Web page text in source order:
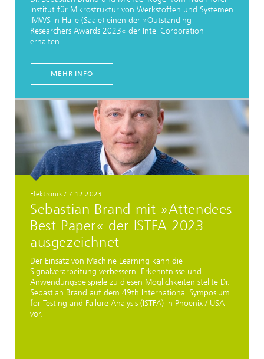
Institut für Mikrostruktur von Werkstoffen und Systemen
IMWS in Halle (Saale) einen der »Outstanding
Researchers Awards 2023« der Intel Corporation
erhalten.
MEHR INFO
Elektronik/ 7.12.2023
Sebastian Brand mit »Attendees
Best Paper« der ISTFA 2023
ausgezeichnet
Der Einsatz von Machine Learning kann die
Signalverarbeitung verbessern. Erkenntnisse und
Anwendungsbeispiele zu diesen Möglichkeiten stellte Dr.
Sebastian Brand auf dem 49th International Symposium
for Testing and Failure Analysis (ISTFA) in Phoenix / USA
vor.